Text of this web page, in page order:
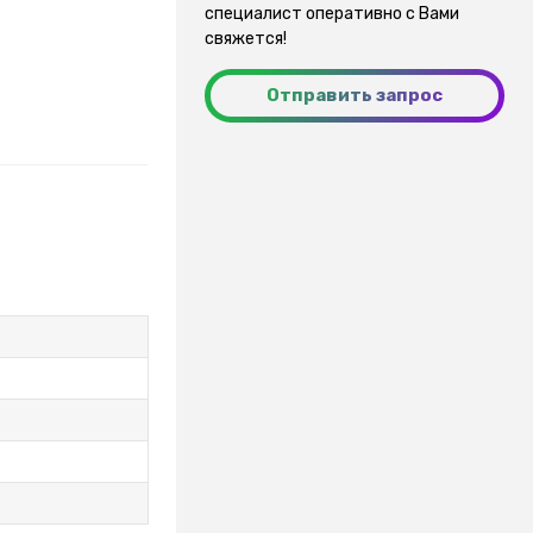
специалист оперативно с Вами
свяжется!
Отправить запрос